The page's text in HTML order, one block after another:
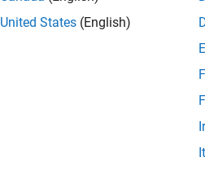
United States (English)